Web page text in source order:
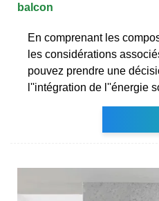
balcon
En comprenant les
les considérations
pouvez prendre une
l''intégration de l''énergie